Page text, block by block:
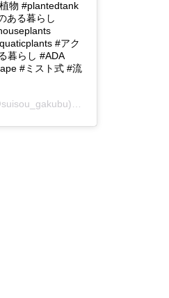
物 #plantedtank
ある暮らし
#アク
暮らし #ADA
#ミスト式 #流
がシェアした投稿 -